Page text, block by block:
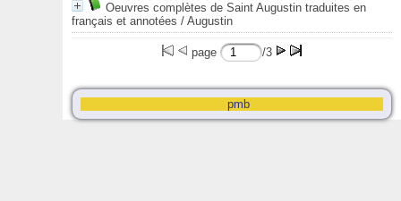
Oeuvres complètes de Saint Augustin traduites en
français et annotées / Augustin
page /3
pmb